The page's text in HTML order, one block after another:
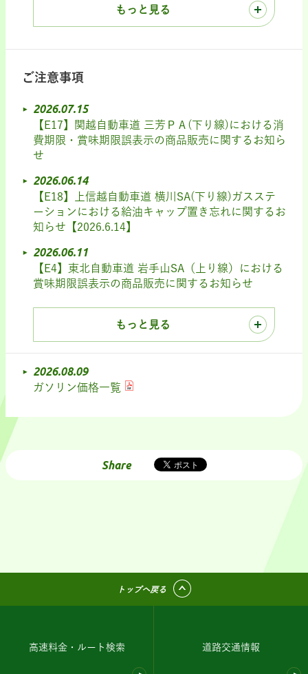
もっと見る
ご注意事項
2026.07.15
【E17】関越自動車道 三芳ＰＡ(下り線)における消
費期限・賞味期限誤表示の商品販売に関するお知ら
せ
2026.06.14
【E18】上信越自動車道 横川SA(下り線)ガスステ
ーションにおける給油キャップ置き忘れに関するお
知らせ【2026.6.14】
2026.06.11
【E4】東北自動車道 岩手山SA（上り線）における
賞味期限誤表示の商品販売に関するお知らせ
もっと見る
2026.08.09
ガソリン価格一覧
Share
トップへ戻る
高速料金・ルート検索 道路交通情報